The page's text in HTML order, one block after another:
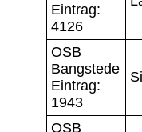
Eintrag:
4126
OSB
Bangstede
Eintrag:
1943
OSB